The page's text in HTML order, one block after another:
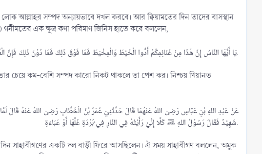
হবে জাহান্নাম।[১৩] ওবাদাহ ইবনু ছামিত (রাযিয়াল্লাহু আনহু) বলেন, হুনাইনের যুদ্ধের দিন রাসূলুল্লাহ (ﷺ) গনীমতের এক ক্ষুদ্র কণা পরিমাণ জিনিস হাতে করে বললেন,
يَا أَيُّهَا النَّاسُ إِنَّ هَذَا مِنْ غَنَائِمِكُمْ أَدُّوا الْخَيْطَ وَالْمِخْيَطَ فَمَا فَوْقَ ذَلِكَ فَمَا دُوْنَ ذَلِكَ فَإِنَّ الْغُلُوْلَ عَارٌ عَلَى أَهْلِهِ يَوْمَ الْقِيَامَةِ وَشَنَارٌ وَنَارٌ.​
চেয়ে কম-বেশি সম্পদ কারো নিকট থাকলে তা পেশ কর। নিশ্চয় খিয়ানত
عَنْ عَبْدِ اللهِ بْنِ عَبَّاسٍ رَضِىَ اللهُ عَنْهُمَا قَالَ حَدَّثَنِيْ عُمَرُ بْنُ الْخَطَّابِ رَضِىَ اللهُ عَنْهُ قَالَ
شَهِيْدٌ فَقَالَ رَسُوْلُ اللهِ ﷺ كَلَّا إِنِّيْ رَأَيْتُهُ فِي النَّارِ فِي ْبُرْدَةٍ غَلَّهَا أَوْ عَبَاءَةٍ.​
সাহাবীগণের একটি দল বাড়ী ফিরে আসছিলেন। ঐ সময় সাহাবীগণ বললেন, অমুক